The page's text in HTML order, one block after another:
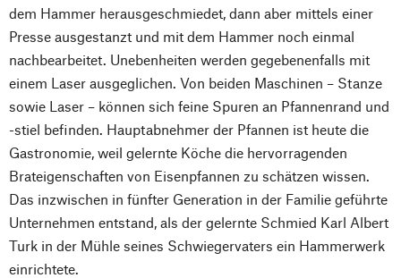
dem Hammer herausgeschmiedet, dann aber mittels einer
Presse ausgestanzt und mit dem Hammer noch einmal
nachbearbeitet. Unebenheiten werden gegebenenfalls mit
einem Laser ausgeglichen. Von beiden Maschinen – Stanze
sowie Laser – können sich feine Spuren an Pfannenrand und
-stiel befinden. Hauptabnehmer der Pfannen ist heute die
Gastronomie, weil gelernte Köche die hervorragenden
Brateigenschaften von Eisenpfannen zu schätzen wissen.
Das inzwischen in fünfter Gene­ration in der Familie geführte
Unternehmen entstand, als der gelernte Schmied Karl Albert
Turk in der Mühle seines Schwiegervaters ein Hammerwerk
einrichtete.